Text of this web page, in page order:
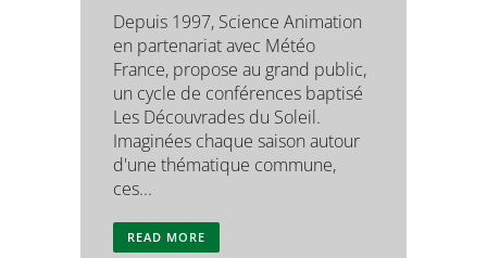
Depuis 1997, Science Animation
en partenariat avec Météo
France, propose au grand public,
un cycle de conférences baptisé
Les Découvrades du Soleil.
Imaginées chaque saison autour
d'une thématique commune,
ces...
READ MORE